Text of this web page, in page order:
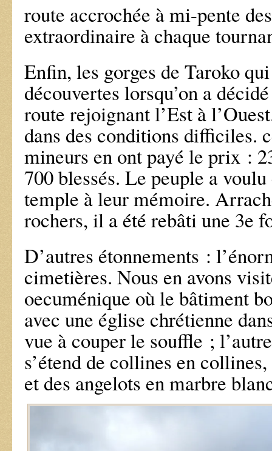
route accrochée à mi-pente
extraordinaire à chaque
Enfin, les gorges de Taroko
découvertes lorsqu’on a
route rejoignant l’Est à
dans des conditions difficiles.
mineurs en ont payé le prix :
700 blessés. Le peuple a
temple à leur mémoire.
rochers, il a été rebâti une 3e
D’autres étonnements :
cimetières. Nous en avons
oecuménique où le bâtiment
avec une église chrétienne
vue à couper le souffle ;
s’étend de collines en
et des angelots en marbre